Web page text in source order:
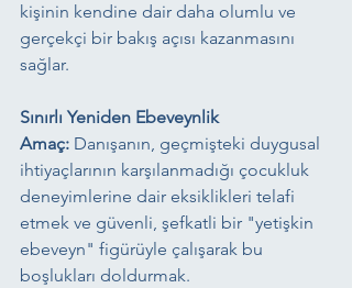
kişinin kendine dair daha olumlu ve
gerçekçi bir bakış açısı kazanmasını
sağlar.
Sınırlı Yeniden Ebeveynlik
Amaç: Danışanın, geçmişteki duygusal
ihtiyaçlarının karşılanmadığı çocukluk
deneyimlerine dair eksiklikleri telafi
etmek ve güvenli, şefkatli bir "yetişkin
ebeveyn" figürüyle çalışarak bu
boşlukları doldurmak.